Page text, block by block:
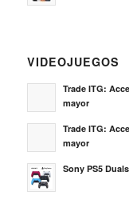
VIDEOJUEGOS
Trade ITG:
mayor
Trade ITG:
mayor
Sony PS5